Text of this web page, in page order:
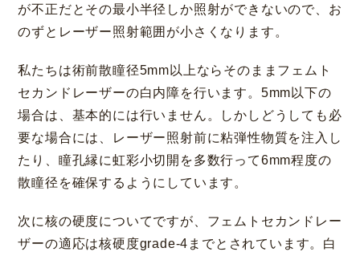
が不正だとその最小半径しか照射ができないので、お
のずとレーザー照射範囲が小さくなります。
私たちは術前散瞳径5mm以上ならそのままフェムト
セカンドレーザーの白内障を行います。5mm以下の
場合は、基本的には行いません。しかしどうしても必
要な場合には、レーザー照射前に粘弾性物質を注入し
たり、瞳孔縁に虹彩小切開を多数行って6mm程度の
散瞳径を確保するようにしています。
次に核の硬度についてですが、フェムトセカンドレー
ザーの適応は核硬度grade-4までとされています。白
大阪 梅田(本院) 東京 新宿